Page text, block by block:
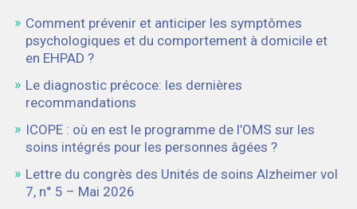
Comment prévenir et anticiper les symptômes
psychologiques et du comportement à domicile et
en EHPAD ?
Le diagnostic précoce: les dernières
recommandations
ICOPE : où en est le programme de l’OMS sur les
soins intégrés pour les personnes âgées ?
Lettre du congrès des Unités de soins Alzheimer vol
7, n° 5 – Mai 2026